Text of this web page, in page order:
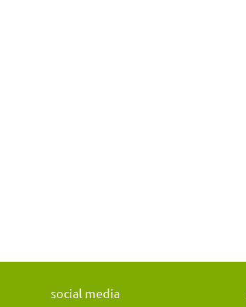
social media